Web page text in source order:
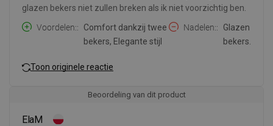
glazen bekers niet zullen breken als ik niet voorzichtig ben.
Voordelen:
Comfort dankzij twee
bekers, Elegante stijl
Nadelen:
Glazen
bekers.
Toon originele reactie
Beoordeling van dit product
ElaM